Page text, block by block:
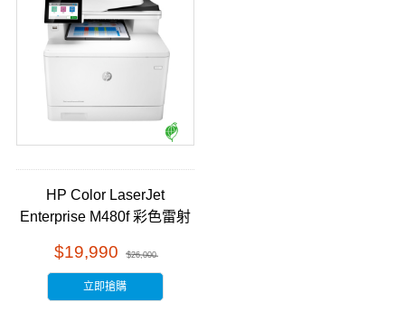
HP Color LaserJet
Enterprise M480f 彩色雷射
利品
$19,990 $26,000
立即搶購